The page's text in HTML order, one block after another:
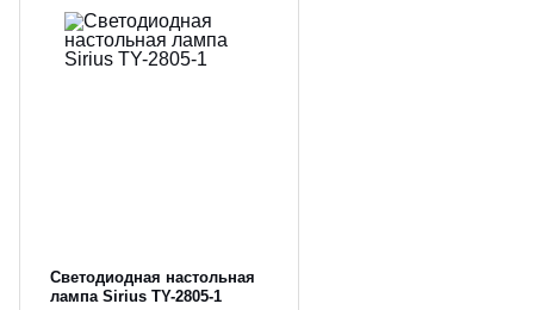
Светодиодная настольная
лампа Sirius TY-2805-1